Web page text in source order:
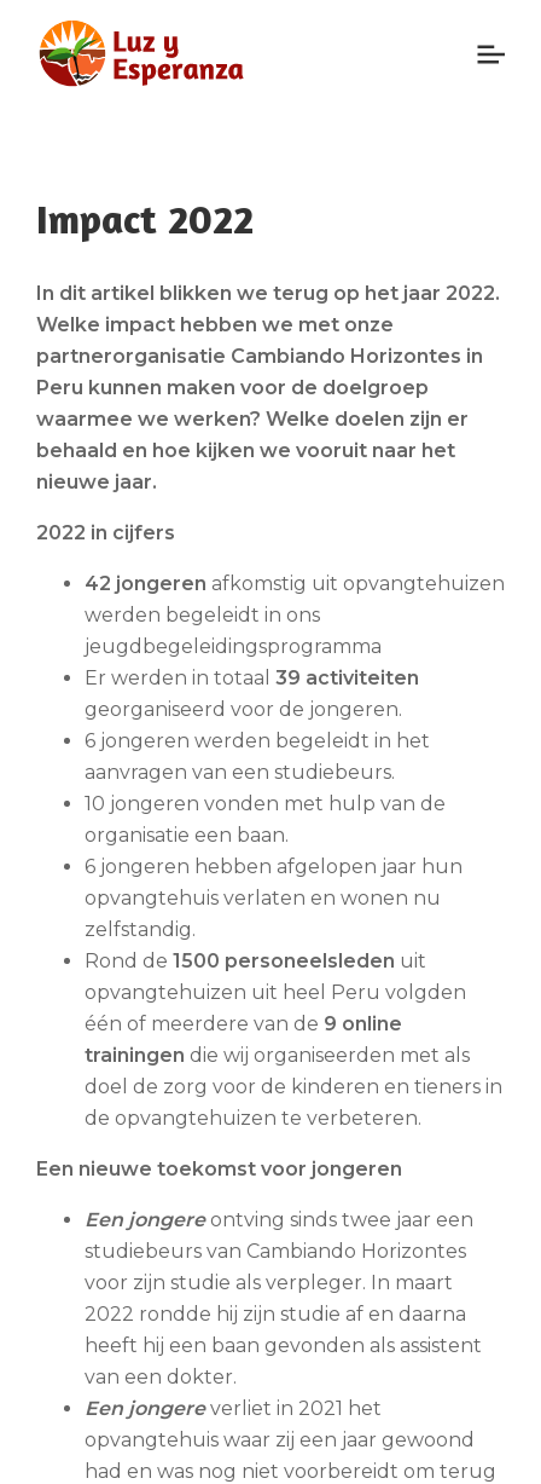
Impact 2022
In dit artikel blikken we terug op het jaar 2022.
Welke impact hebben we met onze
partnerorganisatie Cambiando Horizontes in
Peru kunnen maken voor de doelgroep
waarmee we werken? Welke doelen zijn er
behaald en hoe kijken we vooruit naar het
nieuwe jaar.
2022 in cijfers
42 jongeren afkomstig uit opvangtehuizen
werden begeleidt in ons
jeugdbegeleidingsprogramma
Er werden in totaal 39 activiteiten
georganiseerd voor de jongeren.
6 jongeren werden begeleidt in het
aanvragen van een studiebeurs.
10 jongeren vonden met hulp van de
organisatie een baan.
6 jongeren hebben afgelopen jaar hun
opvangtehuis verlaten en wonen nu
zelfstandig.
Rond de 1500 personeelsleden uit
opvangtehuizen uit heel Peru volgden
één of meerdere van de 9 online
trainingen die wij organiseerden met als
doel de zorg voor de kinderen en tieners in
de opvangtehuizen te verbeteren.
Een nieuwe toekomst voor jongeren
Een jongere ontving sinds twee jaar een
studiebeurs van Cambiando Horizontes
voor zijn studie als verpleger. In maart
2022 rondde hij zijn studie af en daarna
heeft hij een baan gevonden als assistent
van een dokter.
Een jongereverliet in 2021 het
opvangtehuis waar zij een jaar gewoond
had en was nog niet voorbereidt om terug